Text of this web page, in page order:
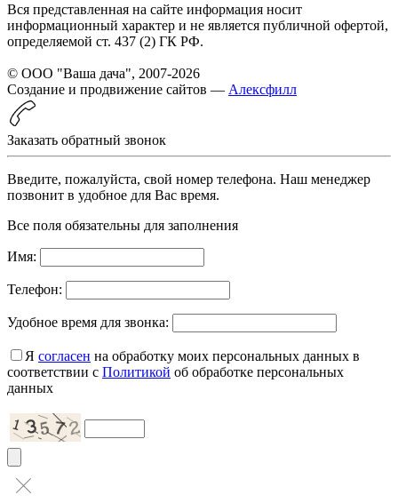
Вся представленная на сайте информация носит
информационный характер и не является публичной офертой,
определяемой ст. 437 (2) ГК РФ.
© ООО "Ваша дача", 2007-2026
Создание и продвижение сайтов — Алексфилл
Заказать обратный звонок
Введите, пожалуйста, свой номер телефона. Наш менеджер
позвонит в удобное для Вас время.
Все поля обязательны для заполнения
Имя:
Телефон:
Удобное время для звонка:
Я согласен на обработку моих персональных данных в
соответствии с Политикой об обработке персональных
данных